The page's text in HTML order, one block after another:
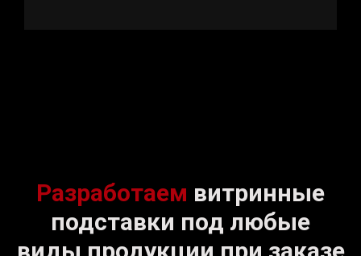
Разработаем витринные
подставки под любые